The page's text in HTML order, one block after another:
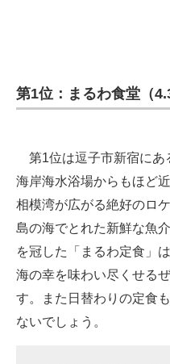
第1位：まるわ食堂（
第1位は逗子市新宿にあ
海岸海水浴場からもほど
相模湾が広がる絶好のロ
島の海でとれた新鮮な魚
を冠した「まるわ定食」
海の幸を味わい尽くせる
す。また日替わりの定食
ないでしょう。